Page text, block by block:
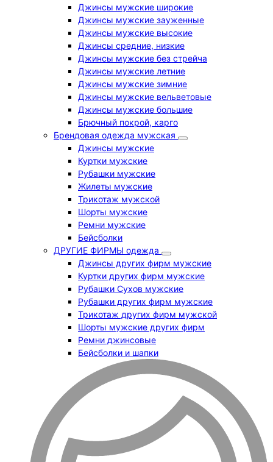
Джинсы мужские широкие
Джинсы мужские зауженные
Джинсы мужские высокие
Джинсы средние, низкие
Джинсы мужские без стрейча
Джинсы мужские летние
Джинсы мужские зимние
Джинсы мужские вельветовые
Джинсы мужские большие
Брючный покрой, карго
Брендовая одежда мужская
Джинсы мужские
Куртки мужские
Рубашки мужские
Жилеты мужские
Трикотаж мужской
Шорты мужские
Ремни мужские
Бейсболки
ДРУГИЕ ФИРМЫ одежда
Джинсы других фирм мужские
Куртки других фирм мужские
Рубашки Сухов мужские
Рубашки других фирм мужские
Трикотаж других фирм мужской
Шорты мужские других фирм
Ремни джинсовые
Бейсболки и шапки